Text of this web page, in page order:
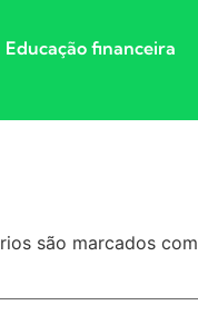
Educação financeira
são marcados com